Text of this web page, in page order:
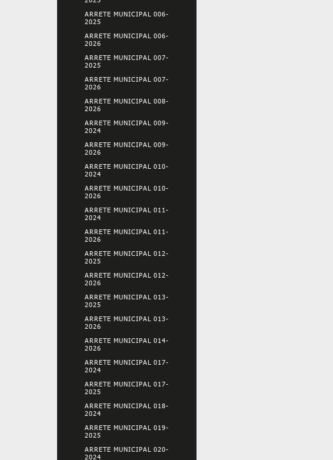
ARRETE MUNICIPAL 006-
2025
ARRETE MUNICIPAL 006-
2026
ARRETE MUNICIPAL 007-
2025
ARRETE MUNICIPAL 007-
2026
ARRETE MUNICIPAL 008-
2026
ARRETE MUNICIPAL 009-
2024
ARRETE MUNICIPAL 009-
2026
ARRETE MUNICIPAL 010-
2024
ARRETE MUNICIPAL 010-
2026
ARRETE MUNICIPAL 011-
2024
ARRETE MUNICIPAL 011-
2026
ARRETE MUNICIPAL 012-
2025
ARRETE MUNICIPAL 012-
2026
ARRETE MUNICIPAL 013-
2025
ARRETE MUNICIPAL 013-
2026
ARRETE MUNICIPAL 014-
2026
ARRETE MUNICIPAL 017-
2024
ARRETE MUNICIPAL 017-
2025
ARRETE MUNICIPAL 018-
2024
ARRETE MUNICIPAL 019-
2025
ARRETE MUNICIPAL 020-
2024